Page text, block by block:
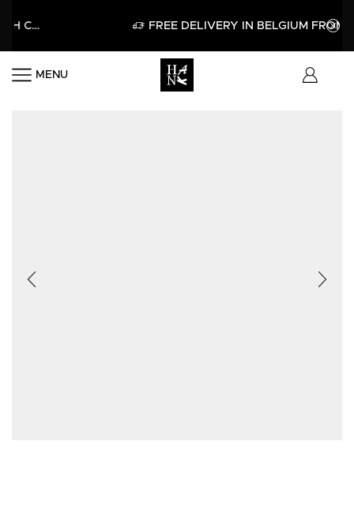
APPLY FREE DELIVERY IN BELGIUM FROM 60€
MENU